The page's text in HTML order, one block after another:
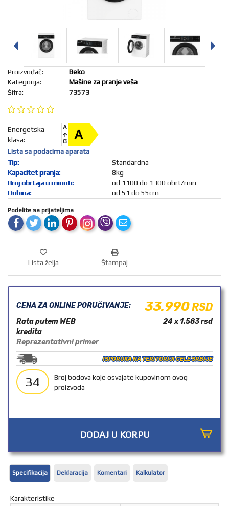
MREŽA I
BEZBEDNOST
KANCELARIJA
OPREMA
KAMERE,
DRONOVI
SPORT I
PUTOVANJE
AUTO-
MOTO
OPREMA
ALATI I
BAŠTENSKA
OPREMA
LETNJI
PROGRAM
IGRAČKE
I BEBI
OPREMA
OUTLET
B2B
Proizvođač:
Beko
Kategorija:
Mašine za pranje veša
Šifra:
73573
Energetska
klasa:
A
G
A
Lista sa podacima aparata
Tip:
Standardna
Kapacitet pranja:
8kg
Broj obrtaja u minuti:
od 1100 do 1300 obrt/min
Dubina:
od 51 do 55cm
Podelite sa prijateljima
Lista želja Štampaj
CENA ZA ONLINE PORUČIVANJE: 33.990RSD
Rata putem WEB
kredita
24 x 1.583rsd
Reprezentativni primer
ISPORUKA NA TERITORIJI CELE SRBIJE
34
Broj bodova koje osvajate kupovinom ovog
proizvoda
DODAJ U KORPU
Specifikacija Deklaracija Komentari Kalkulator
Karakteristike